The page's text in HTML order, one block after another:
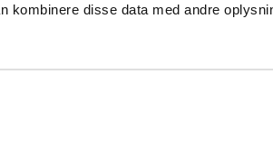
kombinere disse data med andre